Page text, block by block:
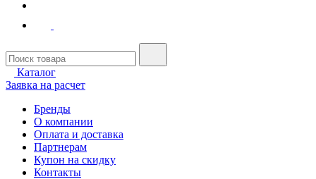
Каталог
Заявка на расчет
Бренды
О компании
Оплата и доставка
Партнерам
Купон на скидку
Контакты